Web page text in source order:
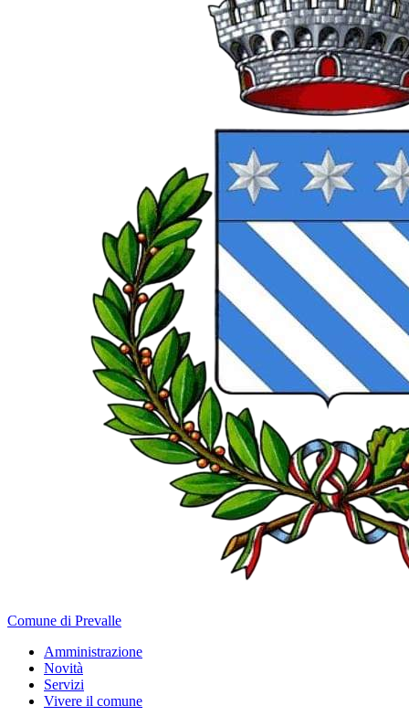
Comune di Prevalle
Amministrazione
Novità
Servizi
Vivere il comune